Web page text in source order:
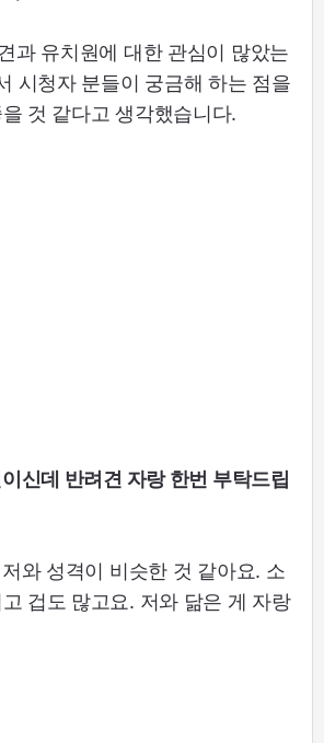
과 유치원에 대한 관심이 많았는
시청자 분들이 궁금해 하는 점을
것 같다고 생각했습니다.
신데 반려견 자랑 한번 부탁드립
와 성격이 비슷한 것 같아요. 소
겁도 많고요. 저와 닮은 게 자랑